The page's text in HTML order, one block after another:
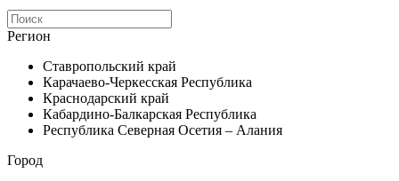
Регион
Ставропольский край
Карачаево-Черкесская Республика
Краснодарский край
Кабардино-Балкарская Республика
Республика Северная Осетия – Алания
Город